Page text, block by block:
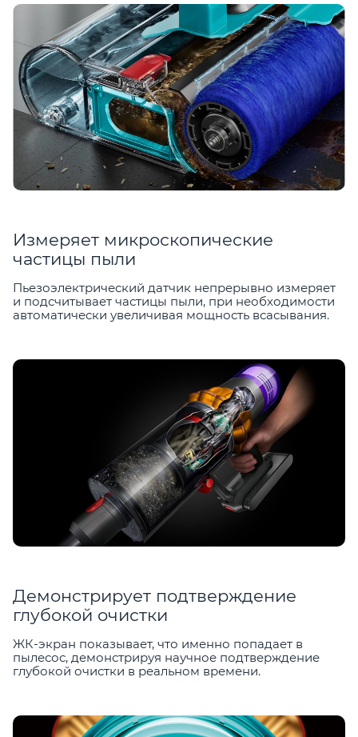
Измеряет микроскопические
частицы пыли
Пьезоэлектрический датчик непрерывно измеряет
и подсчитывает частицы пыли, при необходимости
автоматически увеличивая мощность всасывания.
Демонстрирует подтверждение
глубокой очистки
ЖК-экран показывает, что именно попадает в
пылесос, демонстрируя научное подтверждение
глубокой очистки в реальном времени.